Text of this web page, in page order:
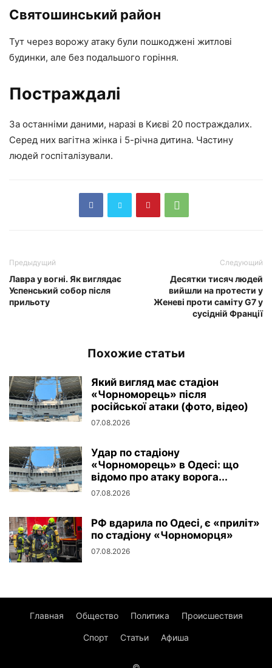
Святошинський район
Тут через ворожу атаку були пошкоджені житлові
будинки, але без подальшого горіння.
Постраждалі
За останніми даними, наразі в Києві 20 постраждалих.
Серед них вагітна жінка і 5-річна дитина. Частину
людей госпіталізували.
Предыдущий
Лавра у вогні. Як виглядає
Успенський собор після
прильоту
Следующий
Десятки тисяч людей
вийшли на протести у
Женеві проти саміту G7 у
сусідній Франції
Похожие статьи
Який вигляд має стадіон
«Чорноморець» після
російської атаки (фото, відео)
07.08.2026
Удар по стадіону
«Чорноморець» в Одесі: що
відомо про атаку ворога...
07.08.2026
РФ вдарила по Одесі, є «приліт»
по стадіону «Чорноморця»
07.08.2026
Главная Общество Политика Происшествия
Спорт Статьи Афиша